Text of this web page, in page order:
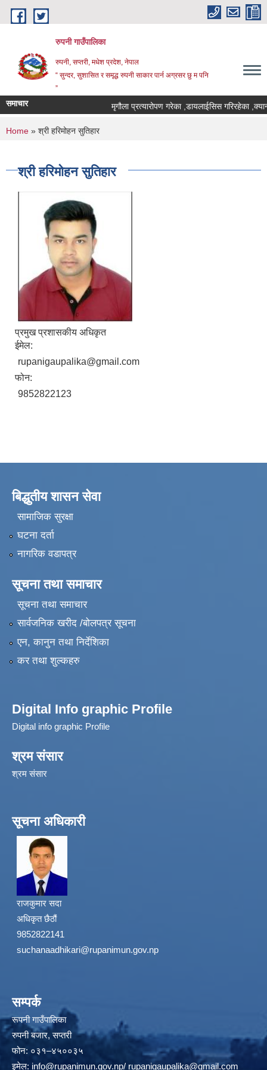
Skip to main content
रुपनी गाउँपालिका
रुपनी, सप्तरी, मधेश प्रदेश, नेपाल
“ सुन्दर, सुशासित र समृद्ध रुपनी साकार पार्न अग्रसर छु म पनि
”
समाचार मृगौला प्रत्यारोपण गरेका ,डायलाईसिस गरिरहेका
You are here
Home » श्री हरिमोहन सुतिहार
श्री हरिमोहन सुतिहार
प्रमुख प्रशासकीय अधिकृत
ईमेल:
rupanigaupalika@gmail.com
फोन:
9852822123
बिद्धुतीय शासन सेवा
सामाजिक सुरक्षा
घटना दर्ता
नागरिक वडापत्र
सूचना तथा समाचार
सूचना तथा समाचार
सार्वजनिक खरीद /बोलपत्र सूचना
एन, कानुन तथा निर्देशिका
कर तथा शुल्कहरु
Digital Info graphic Profile
Digital info graphic Profile
श्रम संसार
श्रम संसार
सूचना अधिकारी
राजकुमार सदा
अधिकृत छैठौं
9852822141
suchanaadhikari@rupanimun.gov.np
सम्पर्क
रूपनी गाउँपालिका
रुपनी बजार, सप्तरी
फोन: ०३१–४५००३५
इमेल: info@rupanimun.gov.np/ rupanigaupalika@gmail.com